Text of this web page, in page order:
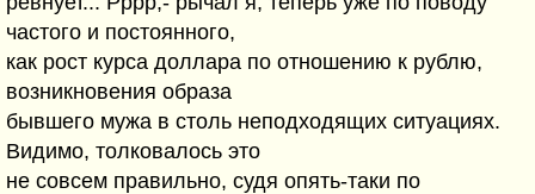
частого и постоянного,
как рост курса доллара по отношению к рублю,
возникновения образа
бывшего мужа в столь неподходящих ситуациях.
Видимо, толковалось это
не совсем правильно, судя опять-таки по